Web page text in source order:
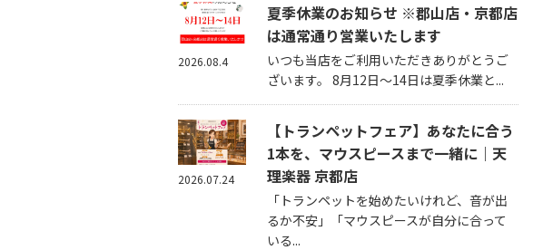
夏季休業のお知らせ ※郡山店・京都店
は通常通り営業いたします
いつも当店をご利用いただきありがとうご
ざいます。 8月12日～14日は夏季休業と...
2026.08.4
【トランペットフェア】あなたに合う
1本を、マウスピースまで一緒に｜天
理楽器 京都店
「トランペットを始めたいけれど、音が出
るか不安」「マウスピースが自分に合って
いる...
2026.07.24